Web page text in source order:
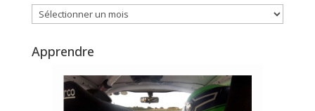
Archives
Apprendre